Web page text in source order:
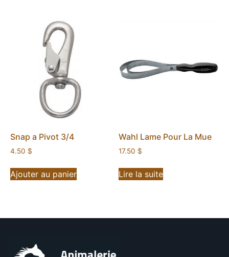
Snap a Pivot 3/4
4.50 $
Ajouter au panier
Wahl Lame Pour La Mue
17.50 $
Lire la suite